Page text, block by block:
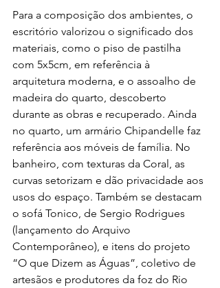
Para a composição dos ambientes, o
escritório valorizou o significado dos
materiais, como o piso de pastilha
com 5x5cm, em referência à
arquitetura moderna, e o assoalho de
madeira do quarto, descoberto
durante as obras e recuperado. Ainda
no quarto, um armário Chipandelle faz
referência aos móveis de família. No
banheiro, com texturas da Coral, as
curvas setorizam e dão privacidade aos
usos do espaço. Também se destacam
o sofá Tonico, de Sergio Rodrigues
(lançamento do Arquivo
Contemporâneo), e itens do projeto
“O que Dizem as Águas”, coletivo de
artesãos e produtores da foz do Rio